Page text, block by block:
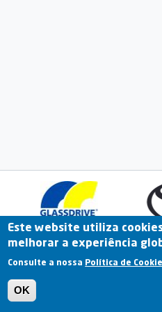
Previous
Fale Connosco Portal
Termos e Condições | Política de
Este website utiliza
melhorar a experiência
Consulte a nossa Política de
OK